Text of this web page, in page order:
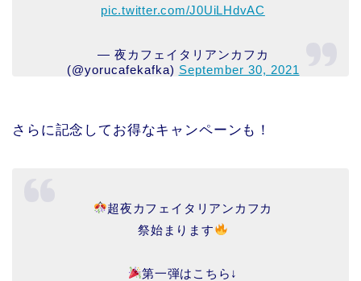
pic.twitter.com/J0UiLHdvAC
— 夜カフェイタリアンカフカ
(@yorucafekafka) September 30, 2021
さらに記念してお得なキャンペーンも！
超夜カフェイタリアンカフカ
祭始まります
第一弾はこちら↓